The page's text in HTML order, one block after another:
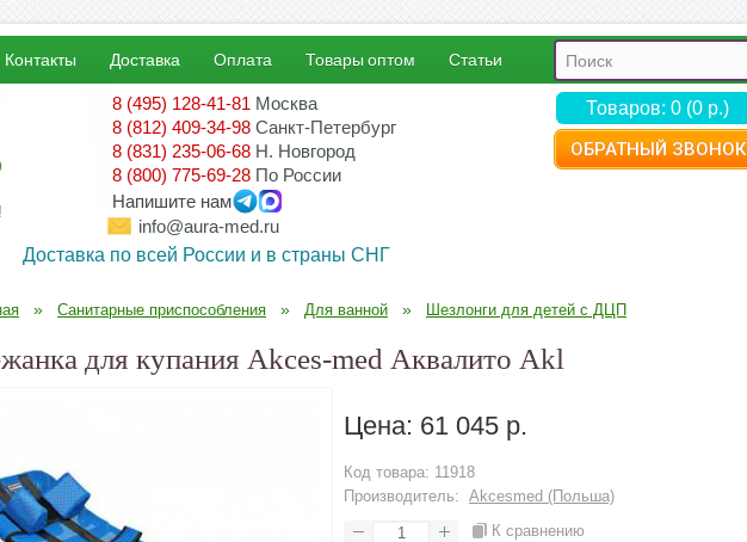
ОБРАТНЫЙ ЗВОНОК
Контакты Доставка Оплата Товары оптом Статьи
8 (495) 128-41-81 Москва
8 (812) 409-34-98 Санкт-Петербург
8 (831) 235-06-68 Н. Новгород
8 (800) 775-69-28 По России
Напишите нам
info@aura-med.ru
Доставка по всей России и в страны СНГ
Товаров: 0 (0 р.)
» Санитарные приспособления » Для ванной » Шезлонги для детей с ДЦП
для купания Akces-med Аквалито Akl
Цена: 61 045 р.
Код товара: 11918
Производитель: Akcesmed (Польша)
К сравнению